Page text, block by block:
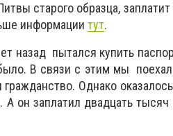
старого образца,
информации тут.
назад пытался купить
В связи с этим мы
Однако
он заплатил двадцать